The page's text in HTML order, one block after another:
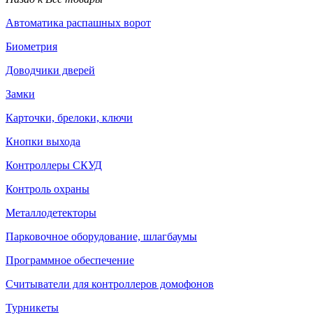
Автоматика распашных ворот
Биометрия
Доводчики дверей
Замки
Карточки, брелоки, ключи
Кнопки выхода
Контроллеры СКУД
Контроль охраны
Металлодетекторы
Парковочное оборудование, шлагбаумы
Программное обеспечение
Считыватели для контроллеров домофонов
Турникеты